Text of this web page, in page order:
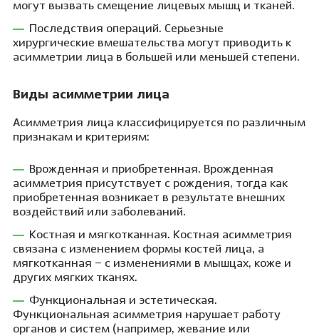
могут вызвать смещение лицевых мышц и тканей.
Последствия операций. Серьезные
хирургические вмешательства могут приводить к
асимметрии лица в большей или меньшей степени.
Виды асимметрии лица
Асимметрия лица классифицируется по различным
признакам и критериям:
Врожденная и приобретенная. Врожденная
асимметрия присутствует с рождения, тогда как
приобретенная возникает в результате внешних
воздействий или заболеваний.
Костная и мягкотканная. Костная асимметрия
связана с изменением формы костей лица, а
мягкотканная – с изменениями в мышцах, коже и
других мягких тканях.
Функциональная и эстетическая.
Функциональная асимметрия нарушает работу
органов и систем (например, жевание или